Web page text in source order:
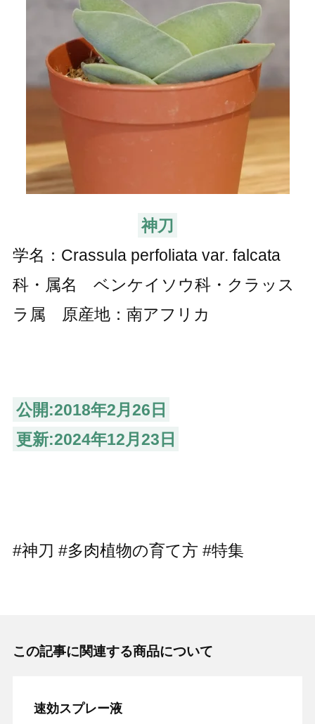
神刀
学名：Crassula perfoliata var. falcata
科・属名 ベンケイソウ科・クラッス
ラ属 原産地：南アフリカ
公開:2018年2月26日
更新:2024年12月23日
#神刀 #多肉植物の育て方 #特集
この記事に関連する商品について
速効スプレー液